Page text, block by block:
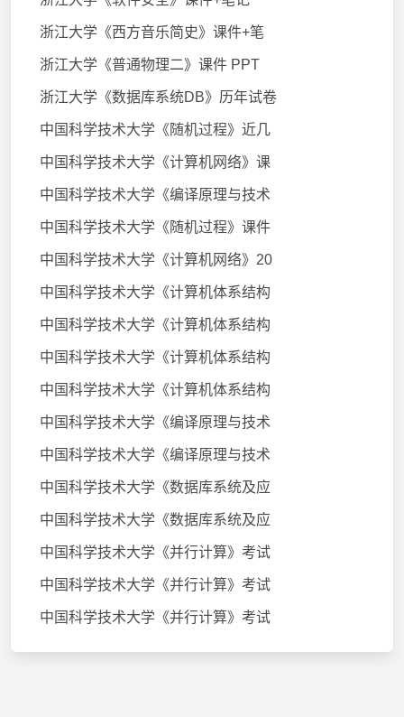
浙江大学《西方音乐简史》课件+笔
浙江大学《普通物理二》课件 PPT
浙江大学《数据库系统DB》历年试卷
中国科学技术大学《随机过程》近几
中国科学技术大学《计算机网络》课
中国科学技术大学《编译原理与技术
中国科学技术大学《随机过程》课件
中国科学技术大学《计算机网络》20
中国科学技术大学《计算机体系结构
中国科学技术大学《计算机体系结构
中国科学技术大学《计算机体系结构
中国科学技术大学《计算机体系结构
中国科学技术大学《编译原理与技术
中国科学技术大学《编译原理与技术
中国科学技术大学《数据库系统及应
中国科学技术大学《数据库系统及应
中国科学技术大学《并行计算》考试
中国科学技术大学《并行计算》考试
中国科学技术大学《并行计算》考试